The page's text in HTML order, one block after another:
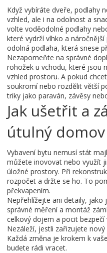
Když vybíráte dveře, podlahy
vzhled, ale i na odolnost a
volte voděodolné podlahy
které vydrží vlhko a
odolná podlaha, která snese
Nezapomeňte na správné
rohožek u vchodu, které jsou
vzhled prostoru. A pokud
soukromí nebo rozdělit větší
triky jako paraván, závěsy
Jak ušetřit a
útulný domov
Vybavení bytu nemusí stát
můžete inovovat nebo využít
úložné prostory. Při
rozpočet a držte se ho. To
překvapením.
Nepřehlížejte ani detaily, jako
správné měření a montáž
celkový dojem a pocit bezpečí
Nezáleží, jestli zařizujete
Každá změna je krokem k
budete rádi vracet.